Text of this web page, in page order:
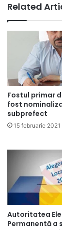
Related
Fostul primar
fost
subprefect
15 februarie 2021
Autoritatea
Permanentă a